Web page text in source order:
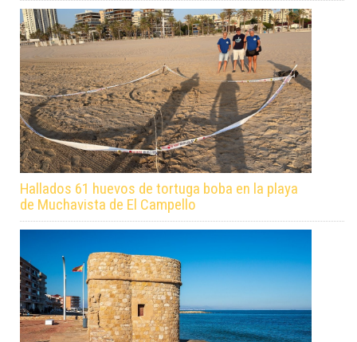
Hallados 61 huevos de tortuga boba en la playa
de Muchavista de El Campello